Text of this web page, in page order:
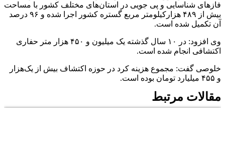
فازهای شناسایی و پی جویی در استان‌های مختلف کشور با مساحت
بیش از ۴۸۹ هزارکیلومتر مربع گستره کشور اجرا شده و ۹۶ درصد
آن تکمیل شده است.
وی افزود: در ۱۰ سال گذشته یک میلیون و ۴۵۰ هزار متر حفاری
اکتشافی انجام شده است.
خلوصی گفت: مجموع هزینه کرد در حوزه اکتشاف بیش از یک‌هزار
و ۴۵۵ میلیارد تومان بوده است.
مقالات مرتبط